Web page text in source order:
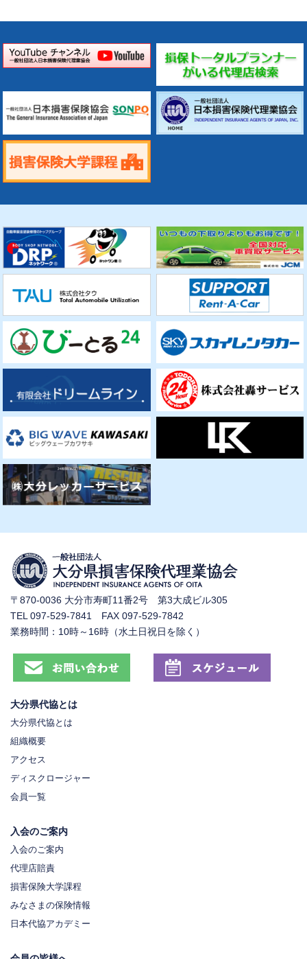
〒870-0036 大分市寿町11番2号 第3大成ビル305
TEL 097-529-7841 FAX 097-529-7842
業務時間：10時～16時（水土日祝日を除く）
大分県代協とは
大分県代協とは
組織概要
アクセス
ディスクロージャー
会員一覧
入会のご案内
入会のご案内
代理店賠責
損害保険大学課程
みなさまの保険情報
日本代協アカデミー